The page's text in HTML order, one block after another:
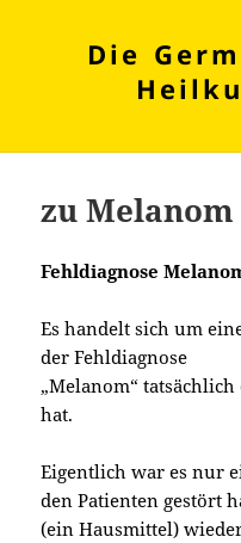
Die
zu Melanom
Fehldiagnose
Es handelt sich um
der Fehldiagnose
„Melanom“
hat.
Eigentlich war es nur
den Patienten gestört
(ein Hausmittel)